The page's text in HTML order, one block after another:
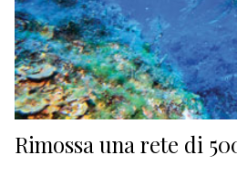
Rimossa una rete di